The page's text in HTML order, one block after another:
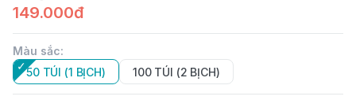
149.000đ
Màu sắc:
50 TÚI (1 BỊCH)
100 TÚI (2 BỊCH)